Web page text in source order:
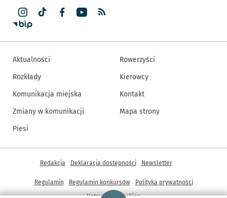
Strona główna - wroclaw.pl
Aktualności
Rozkłady
Komunikacja miejska
Zmiany w komunikacji
Piesi
Rowerzyści
Kierowcy
Kontakt
Mapa strony
Inne informacje
Redakcja Deklaracja dostępności Newsletter
Regulamin Regulamin konkursów
Polityka prywatności
Ustawienia cookies